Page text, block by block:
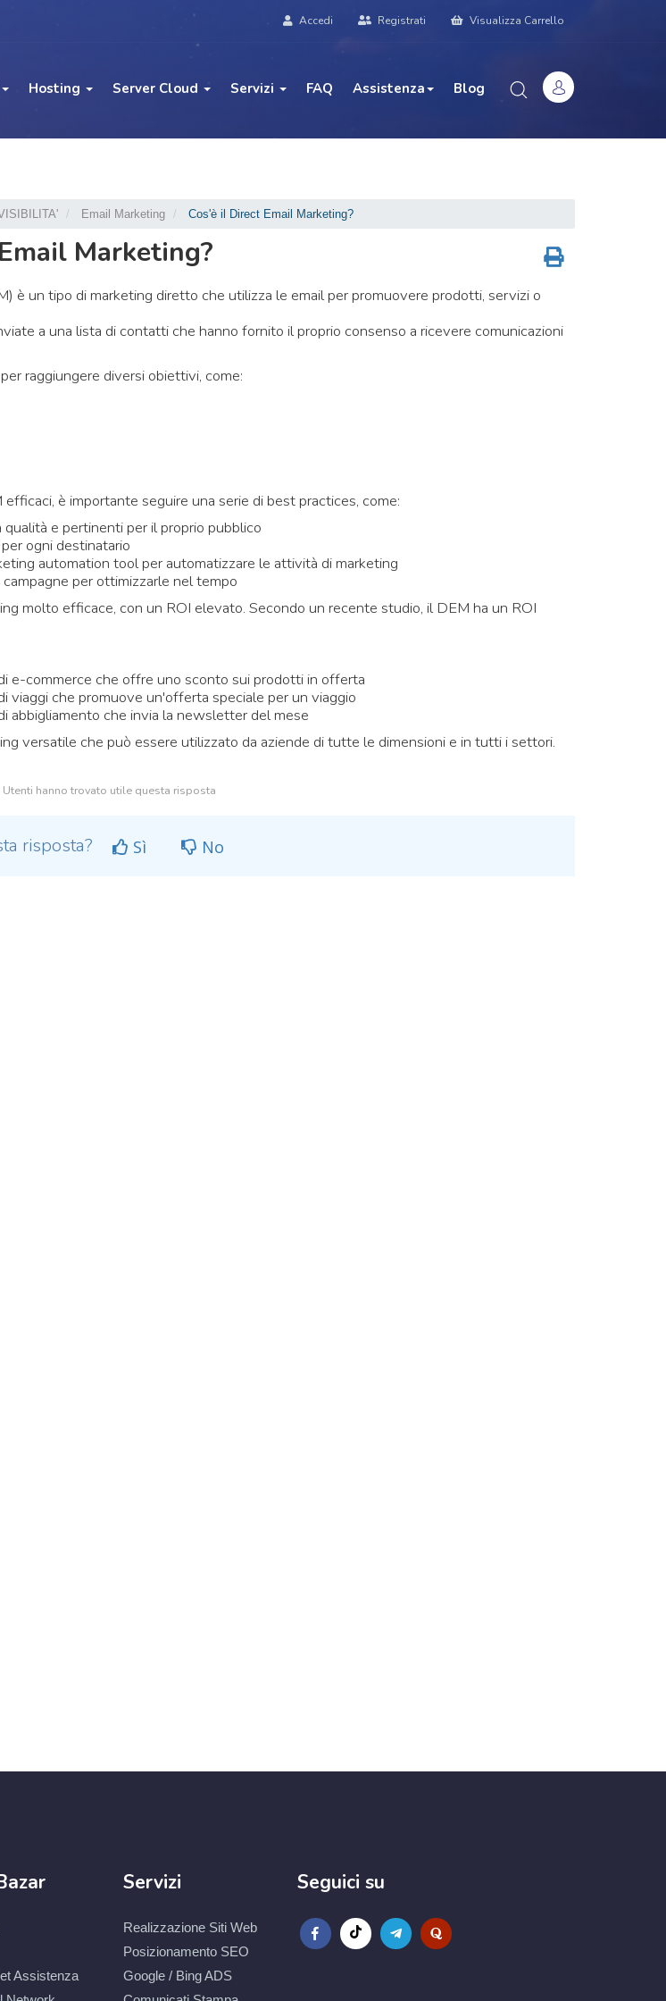
Accedi Registrati Visualizza Carrello
Hosting Server Cloud Servizi FAQ Assistenza Blog
Email Marketing Cos'è il Direct Email Marketing?
Marketing?
è un tipo di marketing diretto che utilizza le email per promuovere prodotti, servizi o
a una lista di contatti che hanno fornito il proprio consenso a ricevere comunicazioni
raggiungere diversi obiettivi, come:
è importante seguire una serie di best practices, come:
e pertinenti per il proprio pubblico
ogni destinatario
automation tool per automatizzare le attività di marketing
per ottimizzarle nel tempo
molto efficace, con un ROI elevato. Secondo un recente studio, il DEM ha un ROI
e-commerce che offre uno sconto sui prodotti in offerta
viaggi che promuove un'offerta speciale per un viaggio
abbigliamento che invia la newsletter del mese
versatile che può essere utilizzato da aziende di tutte le dimensioni e in tutti i settori.
hanno trovato utile questa risposta
risposta? Sì No
Assistenza
Servizi
Realizzazione Siti Web
Posizionamento SEO
Google / Bing ADS
Seguici su